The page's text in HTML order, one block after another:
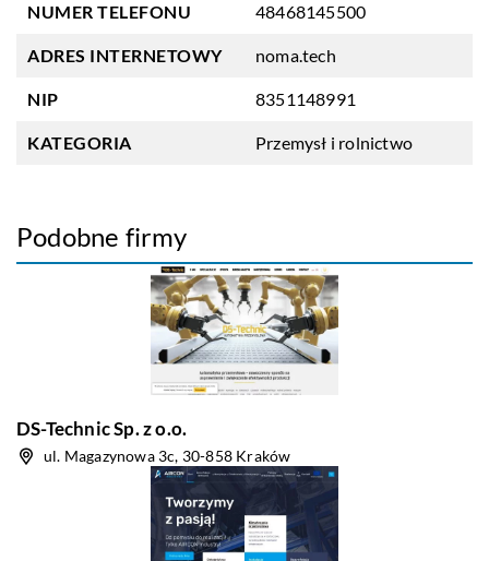
NUMER TELEFONU 48468145500
ADRES INTERNETOWY noma.tech
NIP 8351148991
KATEGORIA Przemysł i rolnictwo
Podobne firmy
DS-Technic Sp. z o.o.
ul. Magazynowa 3c, 30-858 Kraków